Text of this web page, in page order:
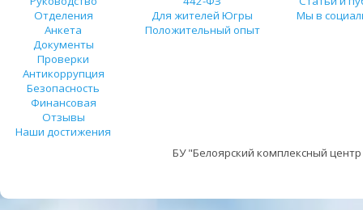
Отделения
Анкета
Документы
Проверки
Антикоррупция
Безопасность
Финансовая
Отзывы
Наши достижения
Для жителей Югры
Положительный опыт
Мы в
БУ "Белоярский комплексный